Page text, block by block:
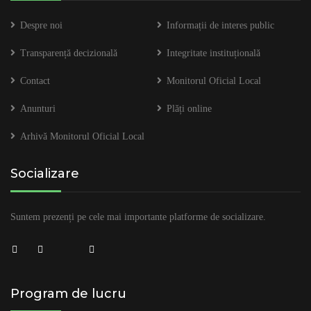
Despre noi Informații de interes public
Transparență decizională Integritate instituțională
Contact Monitorul Oficial Local
Anunturi Plăți online
Arhivă Monitorul Oficial Local
Socializare
Suntem prezenți pe cele mai importante platforme de socializare.
Program de lucru